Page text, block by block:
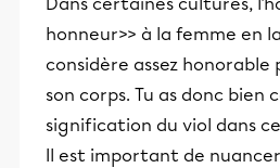
Dans certaines cultures,
honneur>> à la femme en
considère assez
son corps. Tu as donc bien
signification du viol dans
Il est important de